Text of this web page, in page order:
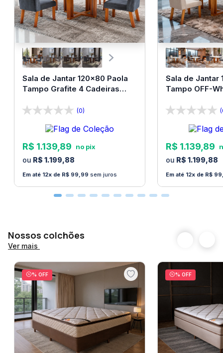
Sala de Jantar 120x80 Paola
Tampo Grafite 4 Cadeiras
(0)
R$ 1.139, 89
R$ 1.199,88
12 R$ 99 99 sem juros
Sala de Jantar
Tampo OFF-
R$ 1.139, 89
R$ 1.199,88
12 R$ 99
Nossos colchões
Ver mais
% OFF % OFF